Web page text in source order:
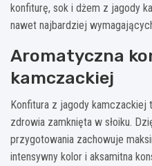
konfiturę, sok i dżem z jagody
nawet najbardziej
Aromatyczna
kamczackiej
Konfitura z jagody kamczackiej
zdrowia zamknięta w słoiku.
przygotowania zachowuje
intensywny kolor i aksamitna